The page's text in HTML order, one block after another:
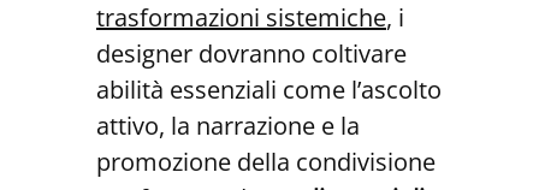
trasformazioni sistemiche, i
designer dovranno coltivare
abilità essenziali come l’ascolto
attivo, la narrazione e la
promozione della condivisione